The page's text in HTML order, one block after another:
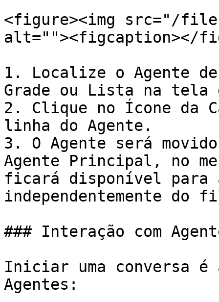
<figure><img src="/files/
alt=""><figcaption></
1. Localize o Agente
Grade ou Lista na tela
2. Clique no Ícone da
linha do Agente.
3. O Agente será
Agente Principal, no
ficará disponível para
independentemente do
### Interação com
Iniciar uma conversa é
Agentes: